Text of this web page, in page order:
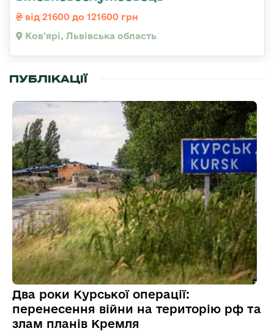
від 21600 до 121600 грн
Ков'ярі, Львівська область
ПУБЛІКАЦІЇ
Два роки Курської операції:
перенесення війни на територію рф та
злам планів Кремля